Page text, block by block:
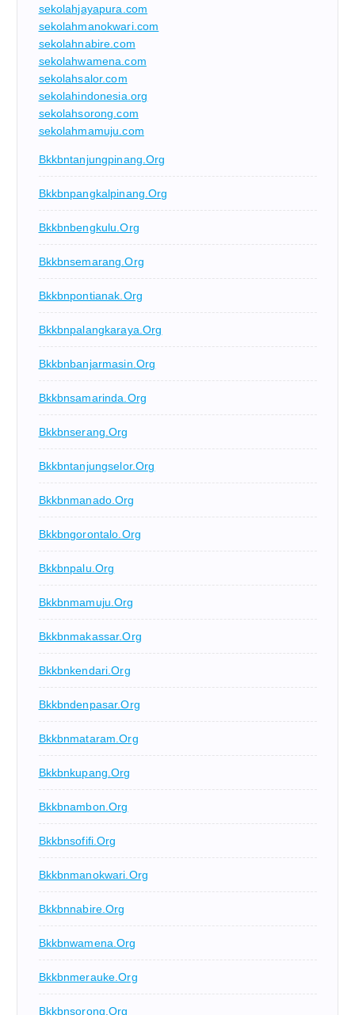
sekolahjayapura.com
sekolahmanokwari.com
sekolahnabire.com
sekolahwamena.com
sekolahsalor.com
sekolahindonesia.org
sekolahsorong.com
sekolahmamuju.com
Bkkbntanjungpinang.org
Bkkbnpangkalpinang.org
Bkkbnbengkulu.org
Bkkbnsemarang.org
Bkkbnpontianak.org
Bkkbnpalangkaraya.org
Bkkbnbanjarmasin.org
Bkkbnsamarinda.org
Bkkbnserang.org
Bkkbntanjungselor.org
Bkkbnmanado.org
Bkkbngorontalo.org
Bkkbnpalu.org
Bkkbnmamuju.org
Bkkbnmakassar.org
Bkkbnkendari.org
Bkkbndenpasar.org
Bkkbnmataram.org
Bkkbnkupang.org
Bkkbnambon.org
Bkkbnsofifi.org
Bkkbnmanokwari.org
Bkkbnnabire.org
Bkkbnwamena.org
Bkkbnmerauke.org
Bkkbnsorong.org